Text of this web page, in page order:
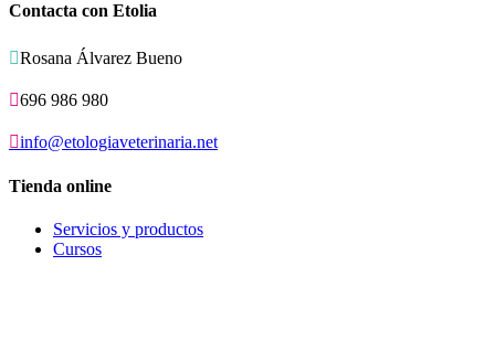
Contacta con Etolia
Rosana Álvarez Bueno
696 986 980
info@etologiaveterinaria.net
Tienda online
Servicios y productos
Cursos